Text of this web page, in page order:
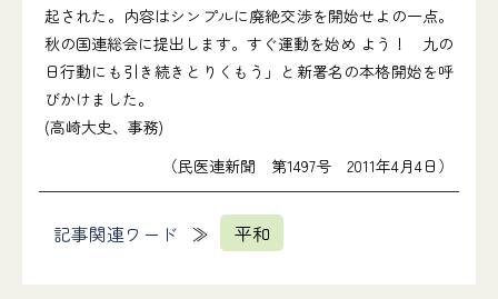
起された。内容はシンプルに廃絶交渉を開始せよの一点。
秋の国連総会に提出します。すぐ運動を始め よう！ 九の
日行動にも引き続きとりくもう」と新署名の本格開始を呼
びかけました。
(高崎大史、事務)
（民医連新聞 第1497号 2011年4月4日）
記事関連ワード 平和